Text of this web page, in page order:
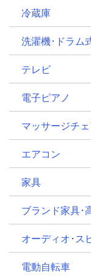
冷蔵庫
洗濯機･ドラム
テレビ
電子ピアノ
マッサージチ
エアコン
家具
ブランド家具･
オーディオ･ス
電動自転車